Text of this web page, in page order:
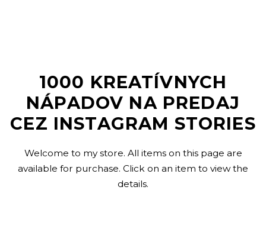
1000 KREATÍVNYCH
NÁPADOV NA PREDAJ
CEZ INSTAGRAM STORIES
Welcome to my store. All items on this page are
available for purchase. Click on an item to view the
details.